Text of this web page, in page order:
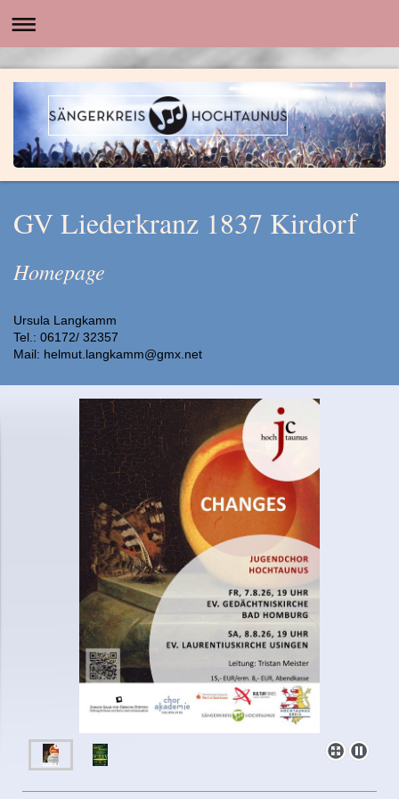
GV Liederkranz 1837 Kirdorf
Homepage
Ursula Langkamm
Tel.: 06172/ 32357
Mail: helmut.langkamm@gmx.net